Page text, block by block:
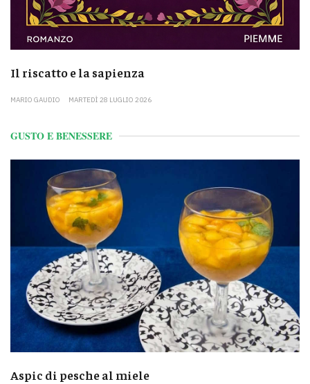
Il riscatto e la sapienza
MARIO GAUDIO MARTEDÌ 28 LUGLIO 2026
GUSTO E BENESSERE
Aspic di pesche al miele